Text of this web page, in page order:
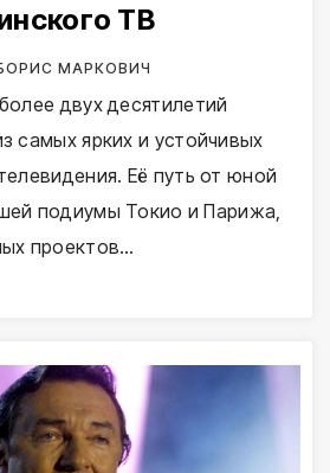
ТВ
МАРКОВИЧ
двух десятилетий
самых ярких и устойчивых
Её путь от юной
подиумы Токио и Парижа,
проектов…